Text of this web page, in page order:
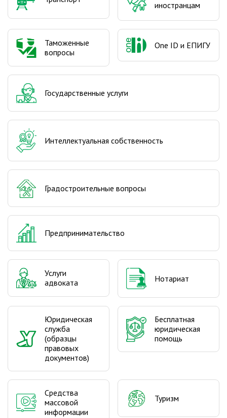
иностранцам
Таможенные
вопросы
One ID и ЕПИГУ
Государственные услуги
Интеллектуальная собственность
Градостроительные вопросы
Предпринимательство
Услуги
адвоката
Нотариат
Юридическая
служба
(образцы
правовых
документов)
Бесплатная
юридическая
помощь
Средства
массовой
информации
Туризм